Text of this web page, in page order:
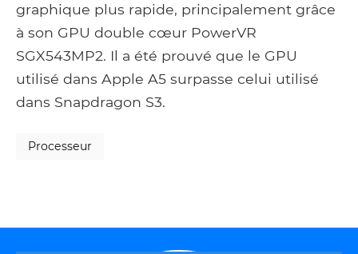
graphique plus rapide, principalement grâce
à son GPU double cœur PowerVR
SGX543MP2. Il a été prouvé que le GPU
utilisé dans Apple A5 surpasse celui utilisé
dans Snapdragon S3.
Processeur